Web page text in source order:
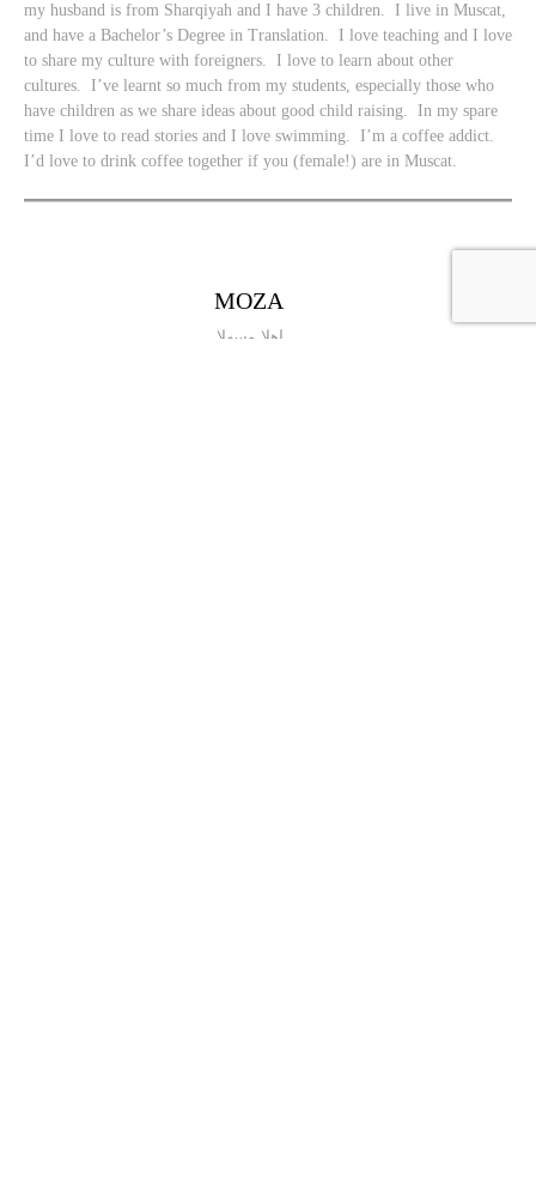
my husband is from Sharqiyah and I have 3 children. I live in Muscat,
and have a Bachelor’s Degree in Translation. I love teaching and I love
to share my culture with foreigners. I love to learn about other
cultures. I’ve learnt so much from my students, especially those who
have children as we share ideas about good child raising. In my spare
time I love to read stories and I love swimming. I’m a coffee addict.
I’d love to drink coffee together if you (female!) are in Muscat.
MOZA
,اهلا وسهلا